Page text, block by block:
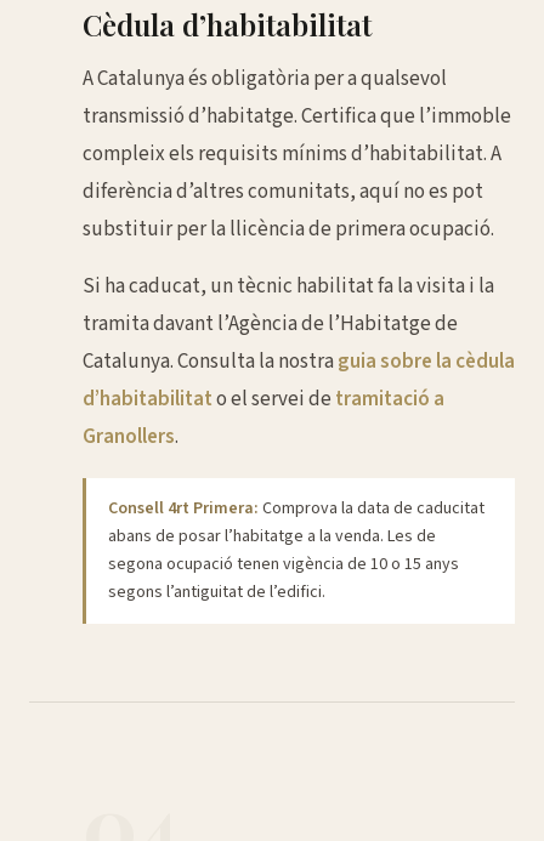
Cèdula d’habitabilitat
A Catalunya és obligatòria per a qualsevol
transmissió d’habitatge. Certifica que l’immoble
compleix els requisits mínims d’habitabilitat. A
diferència d’altres comunitats, aquí no es pot
substituir per la llicència de primera ocupació.
Si ha caducat, un tècnic habilitat fa la visita i la
tramita davant l’Agència de l’Habitatge de
Catalunya. Consulta la nostra guia sobre la cèdula
d’habitabilitato el servei de tramitació a
Granollers.
Consell 4rt Primera: Comprova la data de caducitat
abans de posar l’habitatge a la venda. Les de
segona ocupació tenen vigència de 10 o 15 anys
segons l’antiguitat de l’edifici.